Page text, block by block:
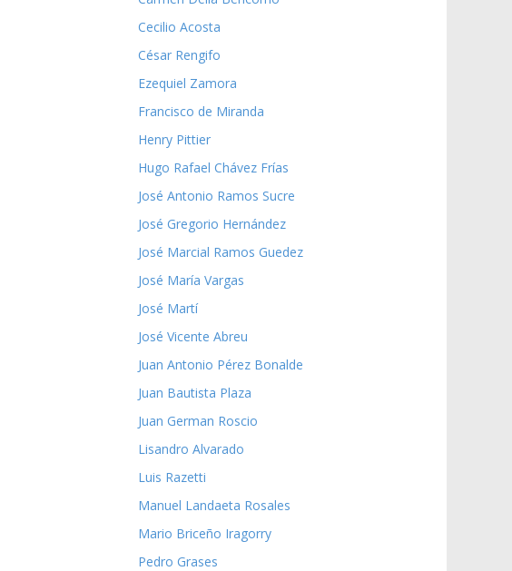
Cecilio Acosta
César Rengifo
Ezequiel Zamora
Francisco de Miranda
Henry Pittier
Hugo Rafael Chávez Frías
José Antonio Ramos Sucre
José Gregorio Hernández
José Marcial Ramos Guedez
José María Vargas
José Martí
José Vicente Abreu
Juan Antonio Pérez Bonalde
Juan Bautista Plaza
Juan German Roscio
Lisandro Alvarado
Luis Razetti
Manuel Landaeta Rosales
Mario Briceño Iragorry
Pedro Grases